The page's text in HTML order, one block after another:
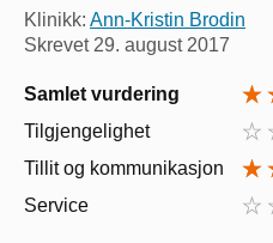
Klinikk: Ann-Kristin Brodin
Skrevet 29. august 2017
Samlet vurdering
Tilgjengelighet
Tillit og kommunikasjon
Service